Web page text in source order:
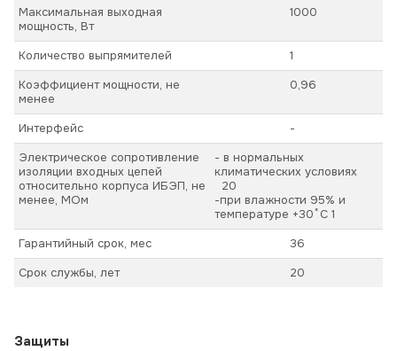
Максимальная выходная
мощность, Вт
1000
Количество выпрямителей
1
Коэффициент мощности, не
менее
0,96
Интерфейс
-
Электрическое сопротивление
изоляции входных цепей
относительно корпуса ИБЭП, не
менее, МОм
- в нормальных
климатических условиях
20
-при влажности 95% и
температуре +30˚С 1
Гарантийный срок, мес
36
Срок службы, лет
20
Защиты